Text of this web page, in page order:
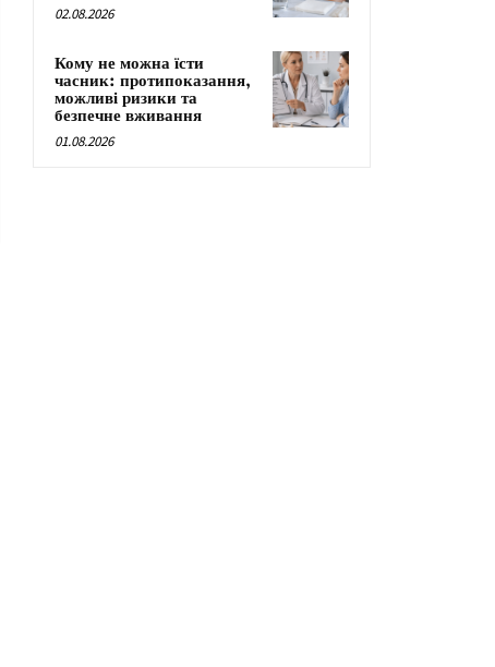
02.08.2026
Кому не можна їсти
часник: протипоказання,
можливі ризики та
безпечне вживання
01.08.2026